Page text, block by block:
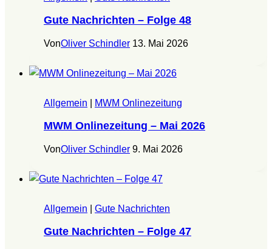
Gute Nachrichten – Folge 48
VonOliver Schindler 13. Mai 2026
Allgemein MWM Onlinezeitung
MWM Onlinezeitung – Mai 2026
VonOliver Schindler 9. Mai 2026
Allgemein Gute Nachrichten
Gute Nachrichten – Folge 47